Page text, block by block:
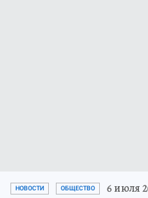
НОВОСТИ ОБЩЕСТВО 6 июля